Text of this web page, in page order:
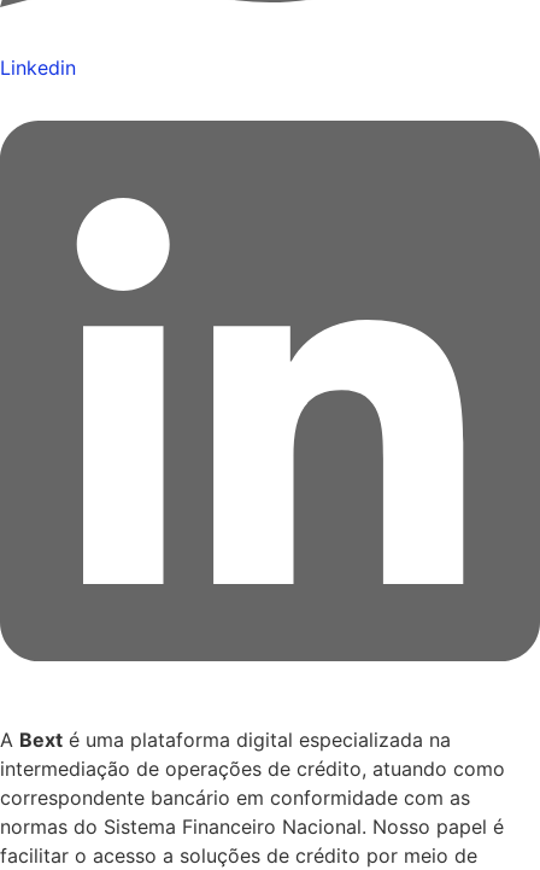
Linkedin
A Bext é uma plataforma digital especializada na
intermediação de operações de crédito, atuando como
correspondente bancário em conformidade com as
normas do Sistema Financeiro Nacional. Nosso papel é
facilitar o acesso a soluções de crédito por meio de